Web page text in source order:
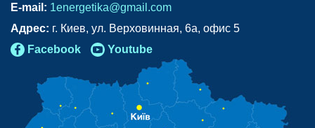
E-mail: 1energetika@gmail.com
Адрес: г. Киев, ул. Верховинная, 6а, офис 5
Facebook
Youtube